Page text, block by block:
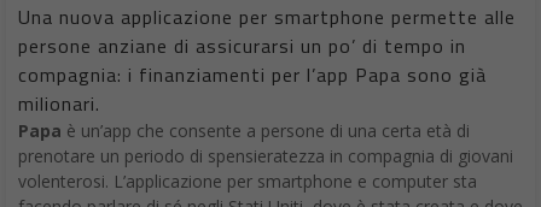
Una nuova applicazione per smartphone permette alle
persone anziane di assicurarsi un po’ di tempo in
compagnia: i finanziamenti per l’app Papa sono già
milionari.
Papa è un’app che consente a persone di una certa età di
prenotare un periodo di spensieratezza in compagnia di giovani
volenterosi. L’applicazione per smartphone e computer sta